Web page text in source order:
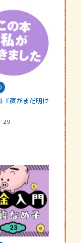
『夜がまだ明け
29